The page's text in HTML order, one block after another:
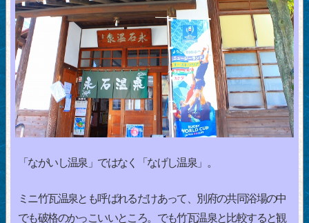
「ながいし温泉」ではなく「なげし温泉」。
ミニ竹瓦温泉とも呼ばれるだけあって、別府の共同浴場の中
でも破格のかっこいいところ。でも竹瓦温泉と比較すると観